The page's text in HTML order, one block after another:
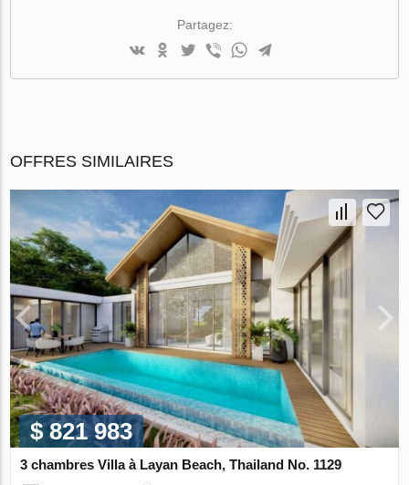
Partagez:
OFFRES SIMILAIRES
$ 821 983
3 chambres Villa à Layan Beach, Thailand No. 1129